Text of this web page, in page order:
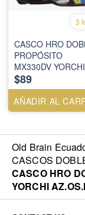
3
CASCO HRO
PROPÓSITO
MX330DV YORCHI
GR.OS. AZ VISOR
SM.CL.IR.AZ
$89
AÑADIR AL
Old Brain
CASCOS
CASCO HRO
YORCHI